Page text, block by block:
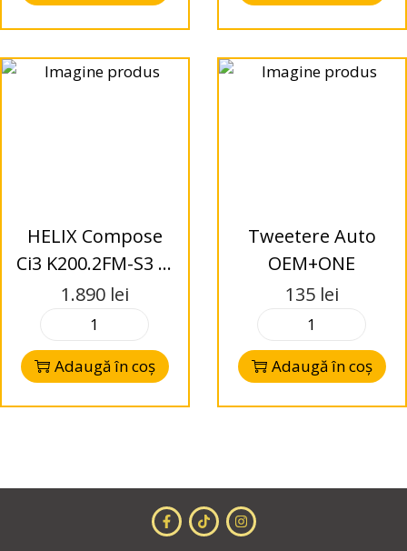
HELIX Compose
Ci3 K200.2FM-S3 i3
– Difuzoare Kit
200mm -2-Way – 3
Ohms
1.890 lei
Adaugă în coș
Tweetere Auto
OEM+ONE
135 lei
Adaugă în coș